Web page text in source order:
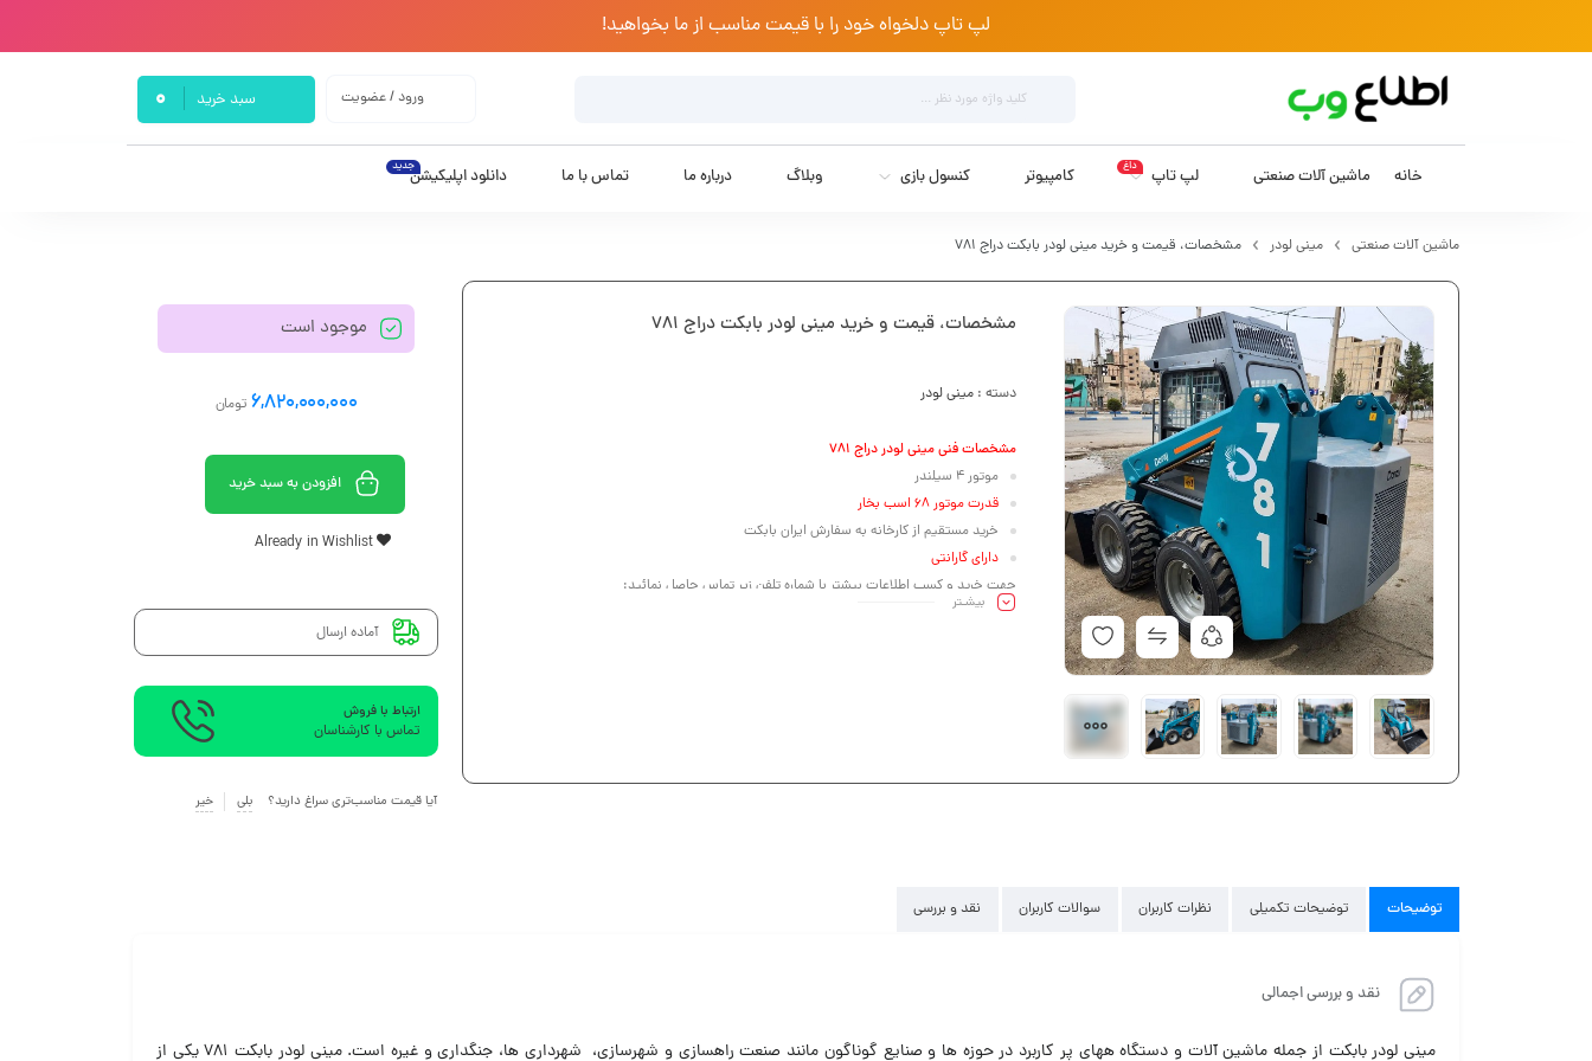
لپ تاپ دلخواه خود را با قیمت مناسب از ما بخواهید!
ورود / عضویت سبد خرید 0
خانه ماشین آلات صنعتی لپ تاپ داغ کامپیوتر کنسول بازی وبلاگ درباره ما تماس با ما دانلود اپلیکیشنجدید
ماشین آلات صنعتی مینی لودر مشخصات، قیمت و خرید مینی لودر بابکت دراج ۷۸۱
مشخصات، قیمت و خرید مینی لودر بابکت دراج ۷۸۱
دسته : مینی لودر
مشخصات فنی مینی لودر دراج 781
موتور 4 سیلندر
قدرت موتور 68 اسب بخار
خرید مستقیم از کارخانه به سفارش ایران بابکت
دارای گارانتی
جهت خرید و کسب اطلاعات بیشتر با شماره تلفن زیر تماس حاصل نمائید:
بیشـتر
موجود است
6,820,000,000 تومان
افزودن به سبد خرید
Already in Wishlist
آماده ارسال
ارتباط با فروش
تماس با کارشناسان
آیا قیمت مناسب‌تری سراغ دارید؟ بلی خیر
توضیحات توضیحات تکمیلی نظرات کاربران سوالات کاربران نقد و بررسی
نقد و بررسی اجمالی
مینی لودر بابکت از جمله ماشین آلات و دستگاه ههای پر کاربرد در حوزه ها و صنایع گوناگون مانند صنعت راهسازی و شهرسازی، شهرداری ها، جنگداری و غیره است. مینی لودر بابکت ۷۸۱ یکی از